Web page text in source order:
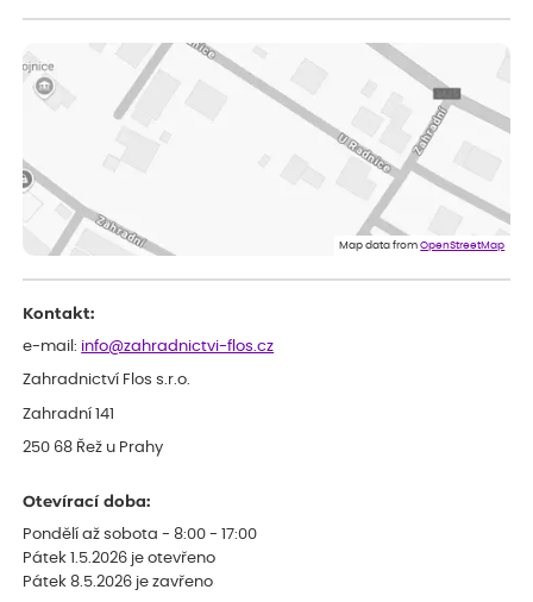
Měla jsem pouze 1objednavku a zatím jsem spokojená se
sazenicemi
Miroslava
Rostliny byly v pořádku, dobře zabalené, celková spokojenost.
Doporučuji :). Spokojenost, stromky v pěkném stavu. Jediné, co
my chybělo, bylo komunikování nedostupného zboží před
Map data fromOpenStreetMap
Kontakt:
e-mail: info@zahradnictvi-flos.cz
Zahradnictví Flos s.r.o.
Zahradní 141
250 68 Řež u Prahy
Otevírací doba:
Pondělí až sobota - 8:00 - 17:00
Pátek 1.5.2026 je otevřeno
Pátek 8.5.2026 je zavřeno